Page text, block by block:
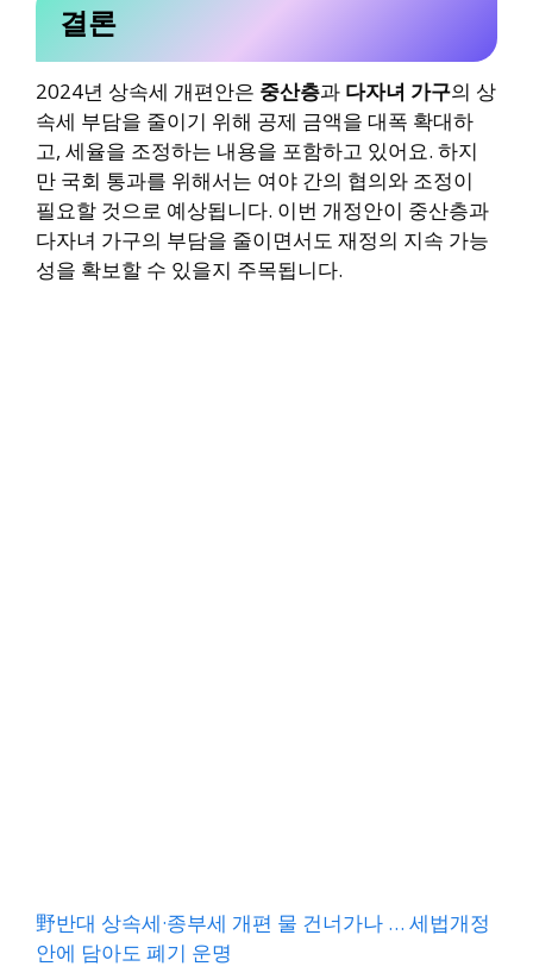
결론
2024년 상속세 개편안은 중산층과 다자녀 가구의 상
속세 부담을 줄이기 위해 공제 금액을 대폭 확대하
고, 세율을 조정하는 내용을 포함하고 있어요. 하지
만 국회 통과를 위해서는 여야 간의 협의와 조정이
필요할 것으로 예상됩니다. 이번 개정안이 중산층과
다자녀 가구의 부담을 줄이면서도 재정의 지속 가능
성을 확보할 수 있을지 주목됩니다.
野반대 상속세·종부세 개편 물 건너가나 … 세법개정
안에 담아도 폐기 운명